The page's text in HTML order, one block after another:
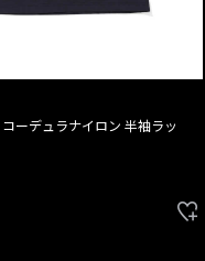
ーデュラナイロン 半袖ラッ